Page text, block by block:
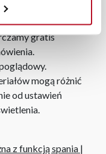
wynosi do 5 dni
kraju. Wszystkie
gratis
mogą różnić
od ustawień
z funkcją spania |